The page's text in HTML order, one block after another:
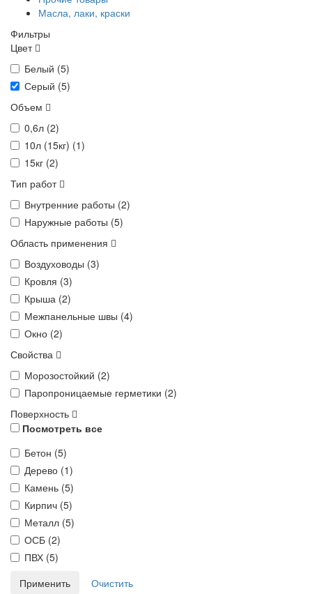
Масла, лаки, краски
Фильтры
Цвет
Белый (5)
Серый (5)
Объем
0,6л (2)
10л (15кг) (1)
15кг (2)
Тип работ
Внутренние работы (2)
Наружные работы (5)
Область применения
Воздуховоды (3)
Кровля (3)
Крыша (2)
Межпанельные швы (4)
Окно (2)
Свойства
Морозостойкий (2)
Паропроницаемые герметики (2)
Поверхность
Посмотреть все
Бетон (5)
Дерево (1)
Камень (5)
Кирпич (5)
Металл (5)
ОСБ (2)
ПВХ (5)